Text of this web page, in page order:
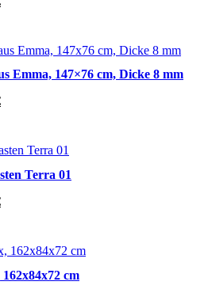
319,00 €.
Emma, 147×76 cm, Dicke 8 mm
Aktueller
329,00 €.
Terra 01
Aktueller
349,00 €.
cm